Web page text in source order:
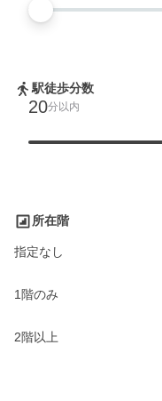
駅徒歩分数
20分以内
所在階
指定なし
1階のみ
2階以上